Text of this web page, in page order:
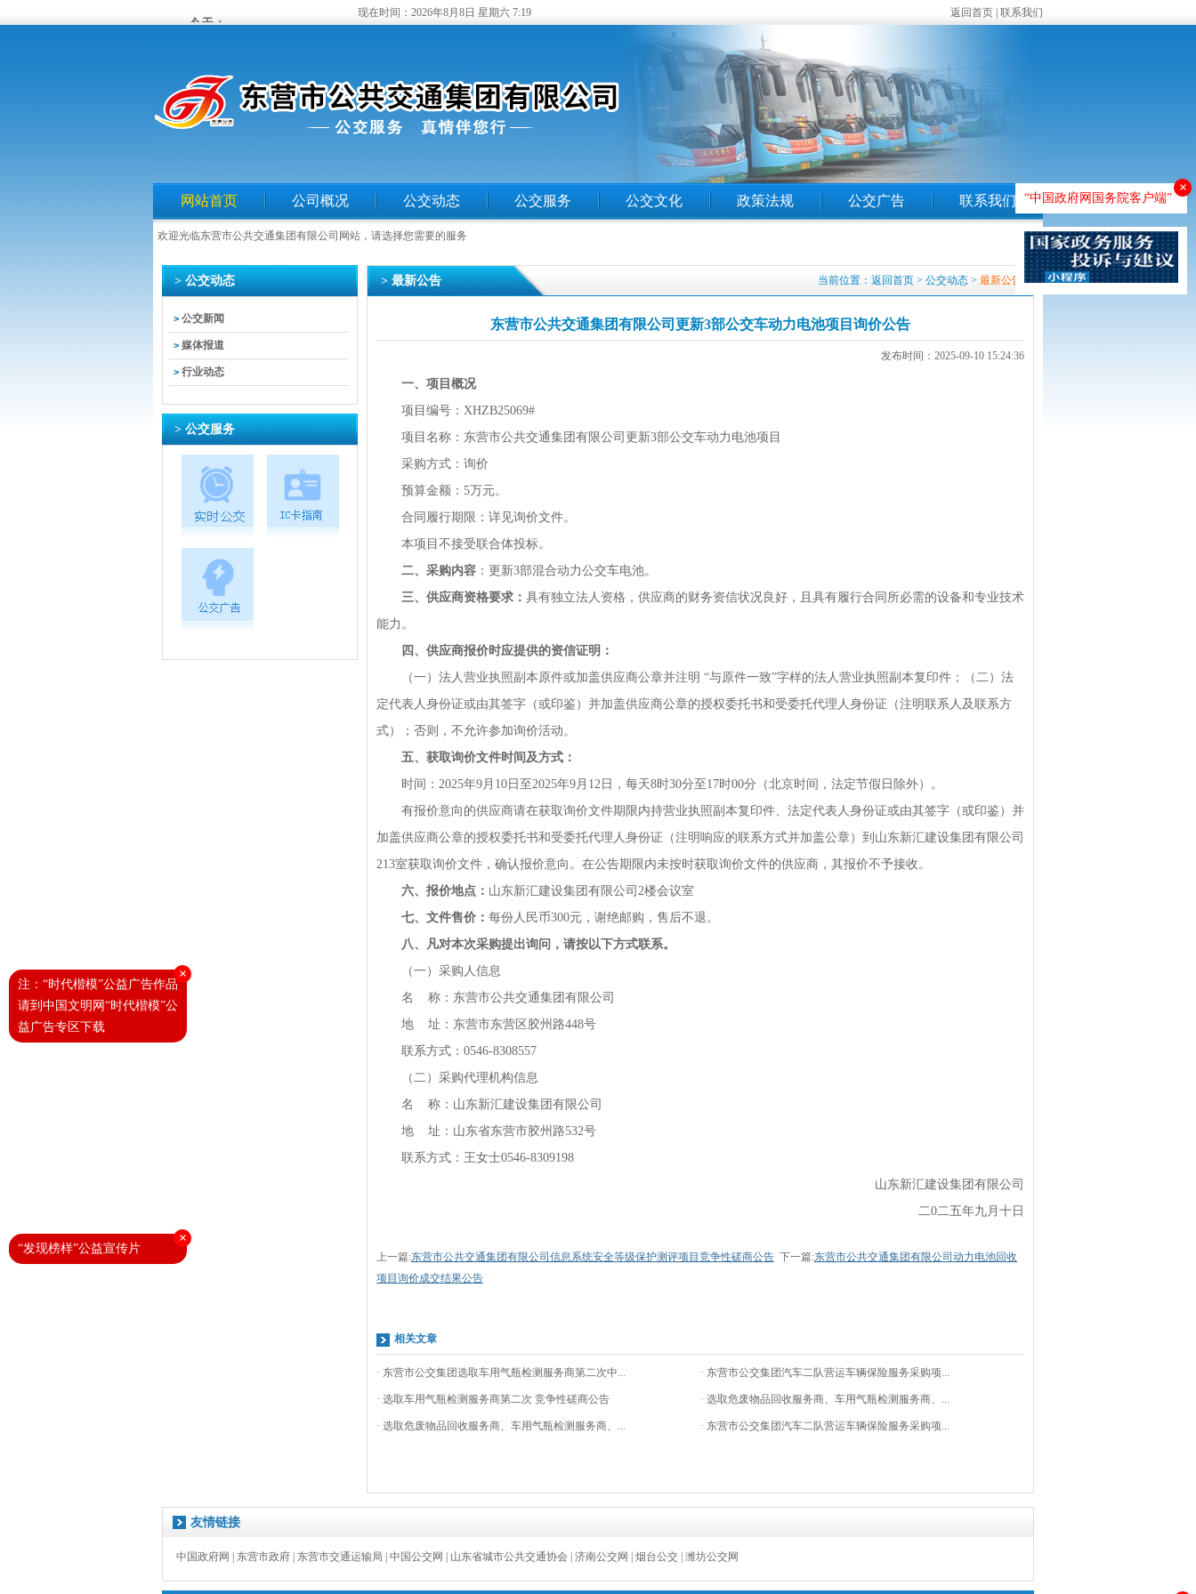
现在时间： 2026年8月8日 星期六 7:19 返回首页 联系我们
网站首页 公司概况 公交动态 公交服务 公交文化 政策法规 公交广告 联系我们
欢迎光临东营市公共交通集团有限公司网站，请选择您需要的服务
> 公交动态
> 公交新闻
> 媒体报道
> 行业动态
> 公交服务
当前位置： 返回首页 > 公交动态 > 最新公告
> 最新公告
东营市公共交通集团有限公司更新3部公交车动力电池项目询价公告
发布时间：2025-09-10 15:24:36
一、项目概况
项目编号：XHZB25069#
项目名称：东营市公共交通集团有限公司更新3部公交车动力电池项目
采购方式：询价
预算金额：5万元。
合同履行期限：详见询价文件。
本项目不接受联合体投标。
二、采购内容 ：更新3部混合动力公交车电池。
三、供应商资格要求： 具有独立法人资格，供应商的财务资信状况良好，且具有履行合同所必需的设备和专业技术
能力。
四、供应商报价时应提供的资信证明：
（一）法人营业执照副本原件或加盖供应商公章并注明 “与原件一致”字样的法人营业执照副本复印件；（二）法
定代表人身份证或由其签字（或印鉴）并加盖供应商公章的授权委托书和受委托代理人身份证（注明联系人及联系方
式）；否则，不允许参加询价活动。
五、获取询价文件时间及方式：
时间：2025年9月10日至2025年9月12日，每天8时30分至17时00分（北京时间，法定节假日除外）。
有报价意向的供应商请在获取询价文件期限内持营业执照副本复印件、法定代表人身份证或由其签字（或印鉴）并
加盖供应商公章的授权委托书和受委托代理人身份证（注明响应的联系方式并加盖公章）到山东新汇建设集团有限公司
213室获取询价文件，确认报价意向。在公告期限内未按时获取询价文件的供应商，其报价不予接收。
六、报价地点： 山东新汇建设集团有限公司2楼会议室
七、文件售价： 每份人民币300元，谢绝邮购，售后不退。
八、凡对本次采购提出询问，请按以下方式联系。
（一）采购人信息
名 称：东营市公共交通集团有限公司
地 址：东营市东营区胶州路448号
联系方式：0546-8308557
（二）采购代理机构信息
名 称：山东新汇建设集团有限公司
地 址：山东省东营市胶州路532号
联系方式：王女士0546-8309198
山东新汇建设集团有限公司
二0二五年九月十日
上一篇:东营市公共交通集团有限公司信息系统安全等级保护测评项目竞争性磋商公告 下一篇:东营市公共交通集团有限公司动力电池回收
项目询价成交结果公告
相关文章
· 东营市公交集团选取车用气瓶检测服务商第二次中... · 东营市公交集团汽车二队营运车辆保险服务采购项...
· 选取车用气瓶检测服务商第二次 竞争性磋商公告 · 选取危废物品回收服务商、车用气瓶检测服务商、...
· 选取危废物品回收服务商、车用气瓶检测服务商、... · 东营市公交集团汽车二队营运车辆保险服务采购项...
友情链接
中国政府网 东营市政府 东营市交通运输局 中国公交网 山东省城市公共交通协会 济南公交网 烟台公交 潍坊公交网
×
“中国政府网国务院客户端”
×
注：“时代楷模”公益广告作品
请到中国文明网“时代楷模”公
益广告专区下载
×
“发现榜样”公益宣传片